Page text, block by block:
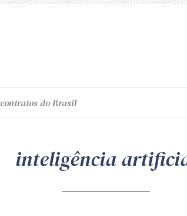
do Brasil
inteligência